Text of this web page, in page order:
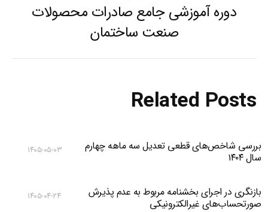
Previous
post:
دوره آموزشی جامع صادرات محصولات
صنعت ساختمان
Related Posts
بررسی شاخص‌های قطعی تعدیل سه ماهه چهارم
سال ۱۴۰۴
۱۴۰۵-۰۵-۰۳
بازنگری در اجرای بخشنامه مربوط به عدم پذیرش
صورتحساب‌های غیرالکترونیکی
۱۴۰۵-۰۴-۲۴